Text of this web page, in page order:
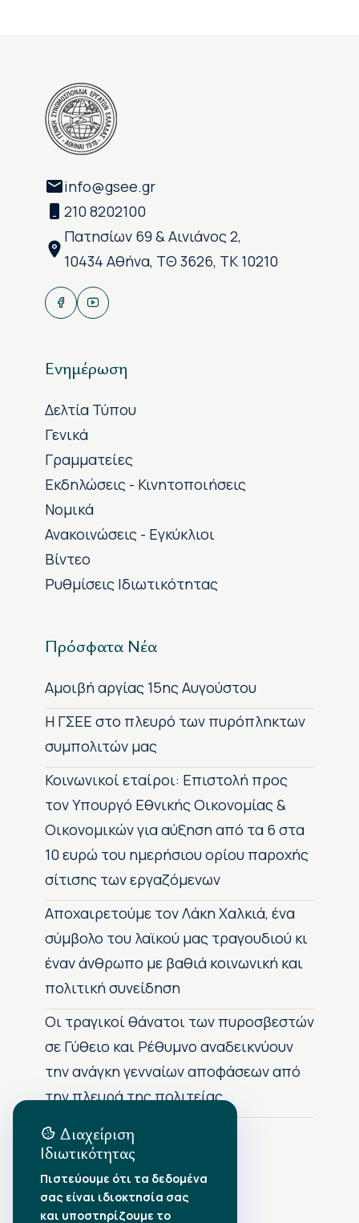
info@gsee.gr
210 8202100
Πατησίων 69 & Αινιάνος 2,
10434 Αθήνα, ΤΘ 3626, ΤΚ 10210
Ενημέρωση
Δελτία Τύπου
Γενικά
Γραμματείες
Εκδηλώσεις - Κινητοποιήσεις
Νομικά
Ανακοινώσεις - Εγκύκλιοι
Βίντεο
Ρυθμίσεις Ιδιωτικότητας
Πρόσφατα Νέα
Αμοιβή αργίας 15ης Αυγούστου
H ΓΣΕΕ στο πλευρό των πυρόπληκτων
συμπολιτών μας
Κοινωνικοί εταίροι: Επιστολή προς
τον Υπουργό Εθνικής Οικονομίας &
Οικονομικών για αύξηση από τα 6 στα
10 ευρώ του ημερήσιου ορίου παροχής
σίτισης των εργαζόμενων
Αποχαιρετούμε τον Λάκη Χαλκιά, ένα
σύμβολο του λαϊκού μας τραγουδιού κι
έναν άνθρωπο με βαθιά κοινωνική και
πολιτική συνείδηση
Οι τραγικοί θάνατοι των πυροσβεστών
σε Γύθειο και Ρέθυμνο αναδεικνύουν
την ανάγκη γενναίων αποφάσεων από
την πλευρά της πολιτείας
Αρχείο Δημοσιεύσεων
•Αύγουστος 2026
Διαχείριση
Ιδιωτικότητας
Πιστεύουμε ότι τα δεδομένα
σας είναι ιδιοκτησία σας
και υποστηρίζουμε το